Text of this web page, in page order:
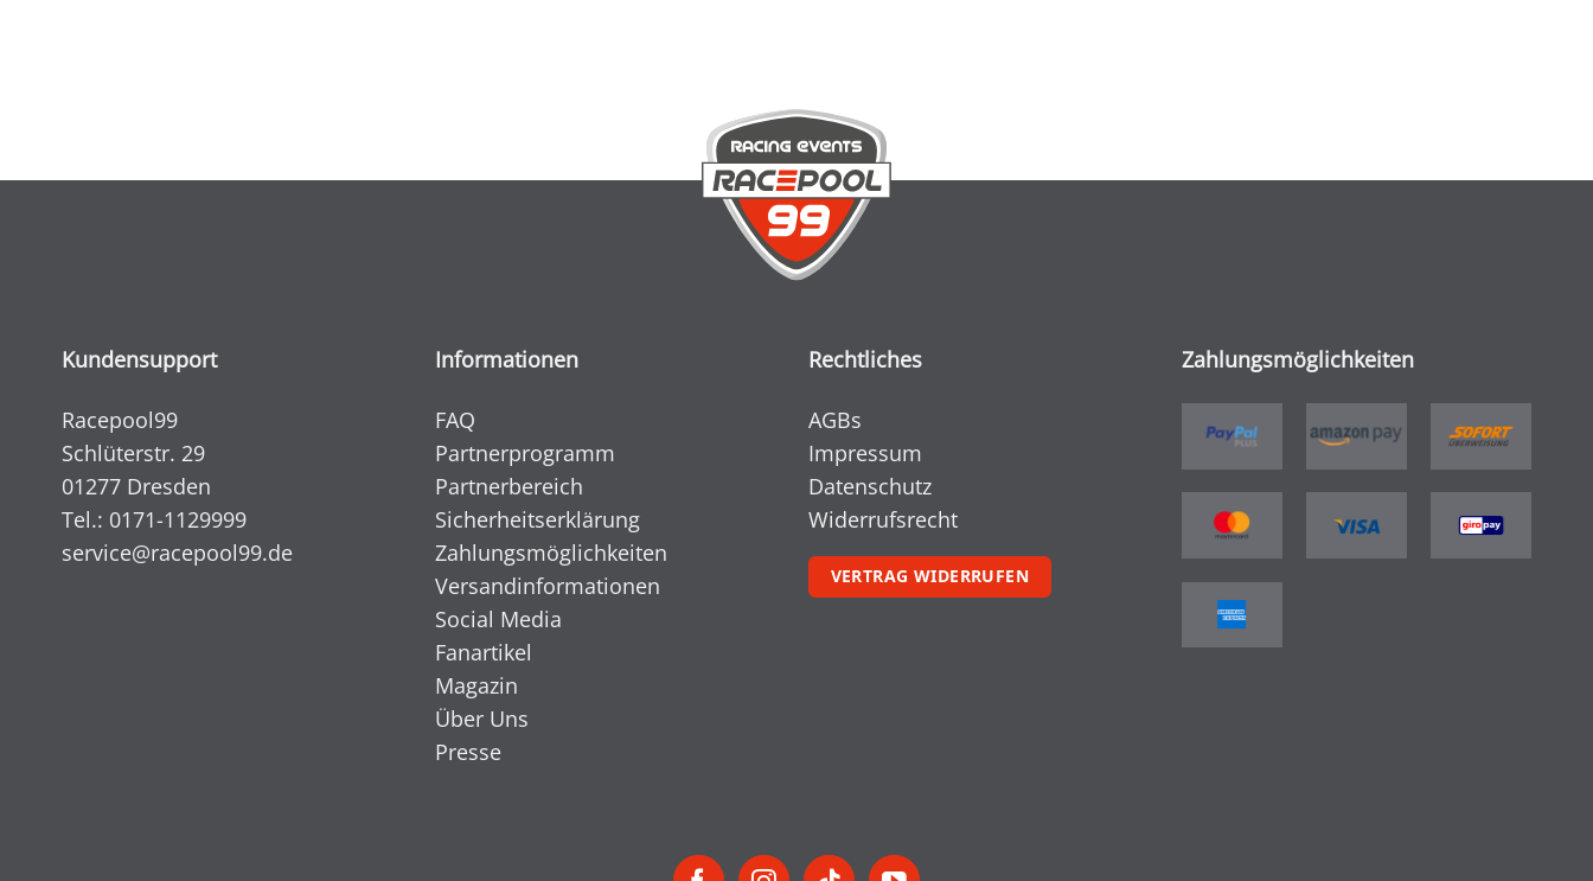
Kundensupport
Racepool99
Schlüterstr. 29
01277 Dresden
Tel.: 0171-1129999
service@racepool99.de
Informationen
FAQ
Partnerprogramm
Partnerbereich
Sicherheitserklärung
Zahlungsmöglichkeiten
Versandinformationen
Social Media
Fanartikel
Magazin
Über Uns
Presse
Rechtliches
AGBs
Impressum
Datenschutz
Widerrufsrecht
VERTRAG WIDERRUFEN
Zahlungsmöglichkeiten